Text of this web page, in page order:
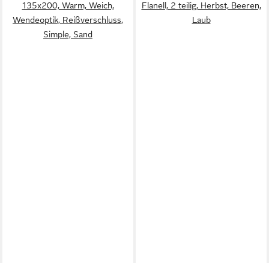
135x200, Warm, Weich,
Wendeoptik, Reißverschluss,
Simple, Sand
Flanell, 2 teilig, Herbst, Beeren,
Laub